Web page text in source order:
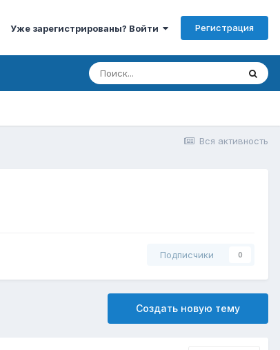
Уже зарегистрированы? Войти Регистрация
Вся активность
Подписчики 0
Создать новую тему